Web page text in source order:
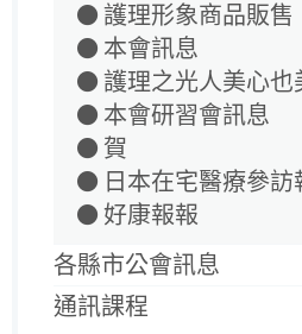
護理形象商品販售
本會訊息
護理之光人美心也
本會研習會訊息
賀
日本在宅醫療參訪
好康報報
各縣市公會訊息
通訊課程